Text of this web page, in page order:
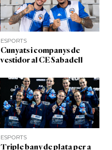
ESPORTS
Cunyats i companys de
vestidor al CE Sabadell
ESPORTS
Triple bany de plata per a